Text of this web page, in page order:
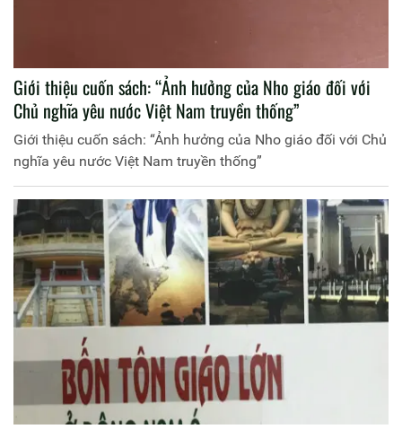
Giới thiệu cuốn sách: “Ảnh hưởng của Nho giáo đối với
Chủ nghĩa yêu nước Việt Nam truyền thống”
Giới thiệu cuốn sách: “Ảnh hưởng của Nho giáo đối với Chủ
nghĩa yêu nước Việt Nam truyền thống”